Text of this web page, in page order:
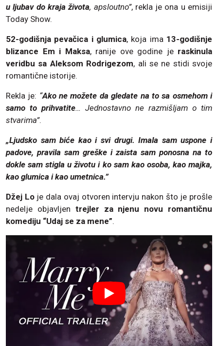
u ljubav do kraja života, apsloutno”, rekla je ona u emisiji
Today Show.
52-godišnja pevačica i glumica, koja ima 13-godišnje
blizance Em i Maksa, ranije ove godine je raskinula
veridbu sa Aleksom Rodrigezom, ali se ne stidi svoje
romantične istorije.
Rekla je: “Ako ne možete da gledate na to sa osmehom i
samo to prihvatite… Jednostavno ne razmišljam o tim
stvarima”.
„Ljudsko sam biće kao i svi drugi. Imala sam uspone i
padove, pravila sam greške i zaista sam ponosna na to
dokle sam stigla u životu i ko sam kao osoba, kao majka,
kao glumica i kao umetnica.”
Džej Lo je dala ovaj otvoren intervju nakon što je prošle
nedelje objavljen trejler za njenu novu romantičnu
komediju “Udaj se za mene”.